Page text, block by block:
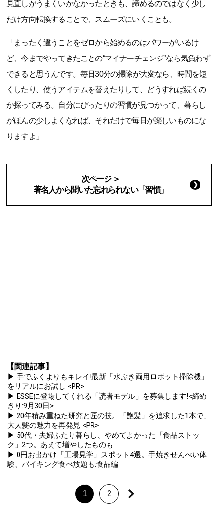
見直しがうまくいかなかったときも、諦めるのではなく少し
だけ方向転換することで、スムーズにいくことも。
「まったく違うことをゼロから始めるのはパワーがいるけ
ど、今までやってきたことの“マイナーチェンジ”なら気負わず
できると思うんです。毎日30分の掃除が大変なら、時間を短
くしたり、使うアイテムを替えたりして、どうすれば続くの
か探ってみる。自分にぴったりの習慣が見つかって、暮らし
がほんの少しよくなれば、それだけで毎日が楽しいものにな
りますよ」
次ページ ＞
著名人から聞いた忘れられない「習慣」
【関連記事】
▶ 手でふくよりもキレイ!最新「水ぶき両用ロボット掃除機」
をリアルにお試し <PR>
▶ ESSEに登場してくれる「読者モデル」を募集します!<締め
きり:9月30日>
▶ 20年積み重ねた研究と匠の技。「艶髪」を追求した1本で、
大人髪の魅力を再発見 <PR>
▶ 50代・夫婦ふたり暮らし、やめてよかった「食品ストッ
ク」2つ。あえて増やしたものも
▶ 0円お出かけ「工場見学」スポット4選。手焼きせんべい体
験、バイキング食べ放題も:食品編
1 2